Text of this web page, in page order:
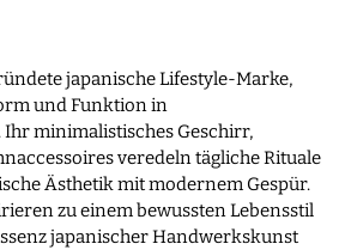
japanische Lifestyle-Marke,
und Funktion in
Ihr minimalistisches Geschirr,
veredeln tägliche Rituale
Ästhetik mit modernem Gespür.
zu einem bewussten Lebensstil
japanischer Handwerkskunst